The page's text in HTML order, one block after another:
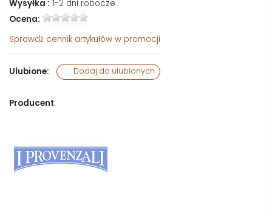
Wysyłka : 1-2 dni robocze
Ocena:
Sprawdź cennik artykułów w promocji
Ulubione: Dodaj do ulubionych
Producent: